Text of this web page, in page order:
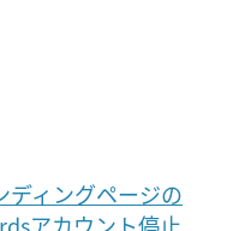
ディングページの